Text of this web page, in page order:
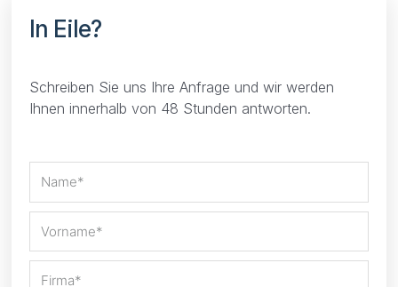
In Eile?
Schreiben Sie uns Ihre Anfrage und wir werden
Ihnen innerhalb von 48 Stunden antworten.